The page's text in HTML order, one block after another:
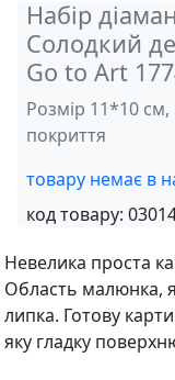
Набір
Солодкий
Go to Art
Розмір 11*10 см,
покриття
товару немає в
код товару:
Невелика проста
Область малюнка,
липка. Готову
яку гладку